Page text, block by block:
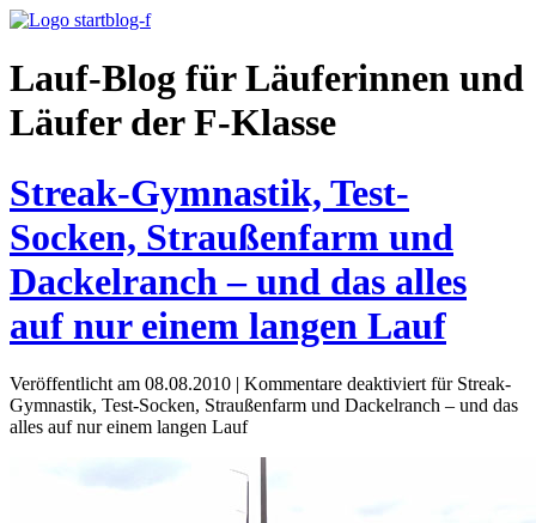
Lauf-Blog für Läuferinnen und
Läufer der F-Klasse
Streak-Gymnastik, Test-
Socken, Straußenfarm und
Dackelranch – und das alles
auf nur einem langen Lauf
Veröffentlicht am 08.08.2010 | Kommentare deaktiviert für Streak-
Gymnastik, Test-Socken, Straußenfarm und Dackelranch – und das
alles auf nur einem langen Lauf